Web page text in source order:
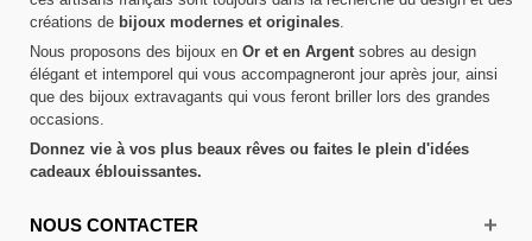
créations de bijoux modernes et originales
Nous proposons des bijoux en Or et en Argent sobres au design
élégant et intemporel qui vous accompagneront jour après jour, ainsi
que des bijoux extravagants qui vous feront briller lors des grandes
occasions.
Donnez vie à vos plus beaux rêves ou faites le plein d'idées
cadeaux éblouissantes.
NOUS CONTACTER